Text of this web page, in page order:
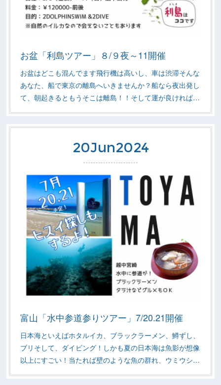
お盆「利島ツアー」８/９夜～11開催
お盆はどこも混んでます飛行機は高いし、車は渋滞そんな
あなた、船で東京の離島へいきませんか？船なら夜出発し
て、朝起きるともうそこは離島！！そして運が良ければ…
20Jun2024
富山「水中参道参りツアー」7/20.21開催
日本海といえばホタルイカ、ブラックラーメン、鱒ずし、
ブリそして、ダイビング！しかも夏の日本海は魚影が想像
以上にすごい！当たれば壁のような魚の群れ、ウミウシ…